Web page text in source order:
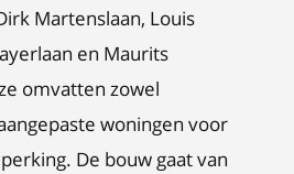
Martenslaan, Louis
en Maurits
omvatten zowel
woningen voor
De bouw gaat van